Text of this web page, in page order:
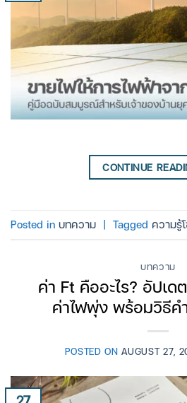
CONTINUE
Posted in บทความ | Tagged ความรู้
บทความ
ค่า Ft คืออะไร? อัปเด
ค่าไฟพุ่ง พร้อมวิธี
POSTED ONAUGUST 27,